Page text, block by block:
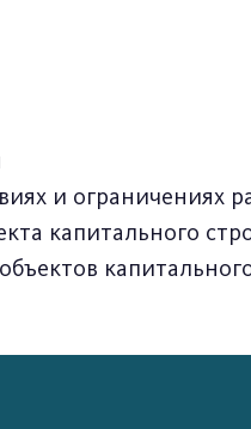
и ограничениях
капитального